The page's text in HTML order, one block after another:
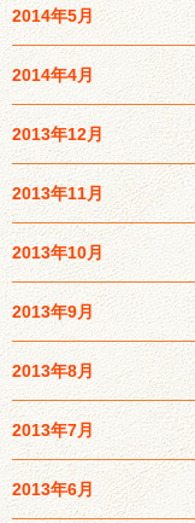
2014年5月
2014年4月
2013年12月
2013年11月
2013年10月
2013年9月
2013年8月
2013年7月
2013年6月